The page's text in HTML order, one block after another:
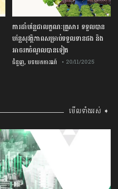
ការដាំបន្លែជាលក្ខណៈគ្រួសារ ទទួលបាន
បន្លែសុវត្ថិភាពសម្រាប់ទទួលទានផង និង
អាចរកចំណូលបានទៀត
ជំនួញ,បទយកការណ៍ • 20/11/2025
មើលទាំងអស់ ➧